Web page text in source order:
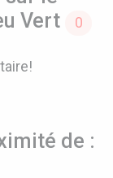
Vert
0
de :